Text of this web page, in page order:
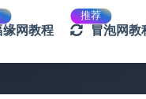
缘网教程
推荐
冒泡网